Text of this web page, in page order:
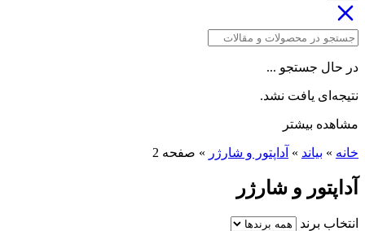
در حال جستجو ...
نتیجه‌ای یافت نشد.
مشاهده بیشتر
خانه » بیاند » آداپتور و شارژر » صفحه 2
آداپتور و شارژر
انتخاب برند